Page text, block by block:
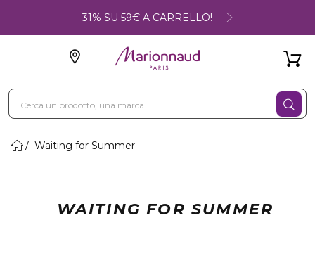
-31% SU 59€ A CARRELLO!
Waiting for Summer
WAITING FOR SUMMER